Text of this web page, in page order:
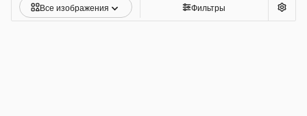
Все изображения Фильтры